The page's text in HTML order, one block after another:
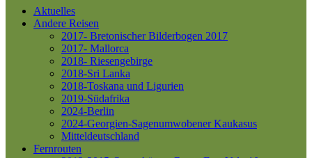
Aktuelles
Andere Reisen
2017- Bretonischer Bilderbogen 2017
2017- Mallorca
2018- Riesengebirge
2018-Sri Lanka
2018-Toskana und Ligurien
2019-Südafrika
2024-Berlin
2024-Georgien-Sagenumwobener Kaukasus
Mitteldeutschland
Fernrouten